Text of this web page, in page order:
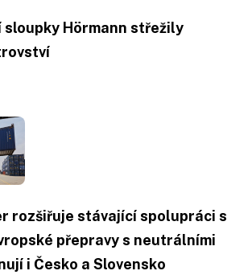
sloupky Hörmann střežily
rozšiřuje stávající spolupráci s
přepravy s neutrálními
i Česko a Slovensko